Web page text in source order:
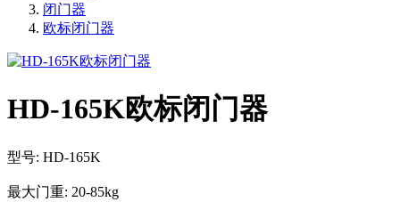
闭门器
欧标闭门器
HD-165K欧标闭门器
型号: HD-165K
最大门重: 20-85kg